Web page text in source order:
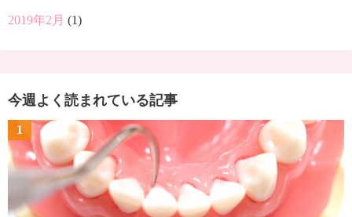
2019年2月 (1)
今週よく読まれている記事
1